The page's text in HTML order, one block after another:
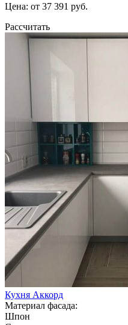
Цена: от 37 391 руб.
Рассчитать
Кухня Аккорд
Материал фасада:
Шпон